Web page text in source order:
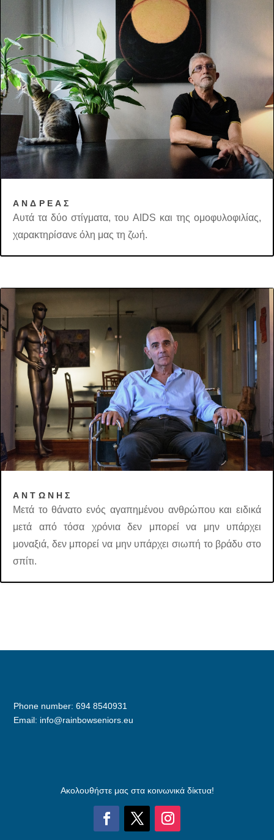
ΑΝΔΡΕΑΣ
Aυτά τα δύο στίγματα, του AIDS και της ομοφυλοφιλίας,
χαρακτηρίσανε όλη μας τη ζωή.
ΑΝΤΩΝΗΣ
Μετά το θάνατο ενός αγαπημένου ανθρώπου και ειδικά
μετά από τόσα χρόνια δεν μπορεί να μην υπάρχει
μοναξιά, δεν μπορεί να μην υπάρχει σιωπή το βράδυ στο
σπίτι.
Phone number: 694 8540931
Email: info@rainbowseniors.eu
Ακολουθήστε μας στα κοινωνικά δίκτυα!